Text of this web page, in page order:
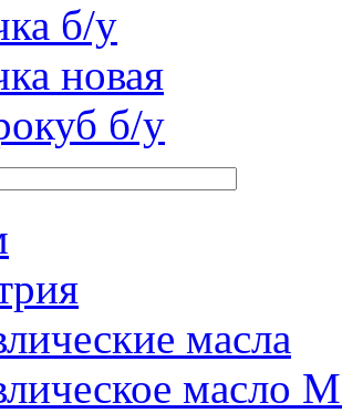
б/у
новая
б/у
масла
масло